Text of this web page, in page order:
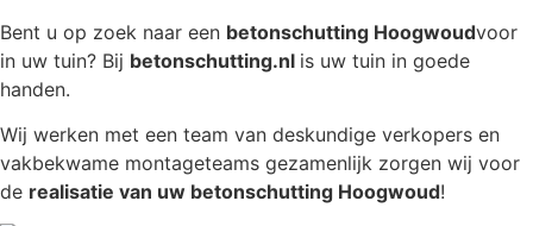
Bent u op zoek naar een betonschutting Hoogwoudvoor
in uw tuin? Bij betonschutting.nl is uw tuin in goede
handen.
Wij werken met een team van deskundige verkopers en
vakbekwame montageteams gezamenlijk zorgen wij voor
de realisatie van uw betonschutting Hoogwoud!